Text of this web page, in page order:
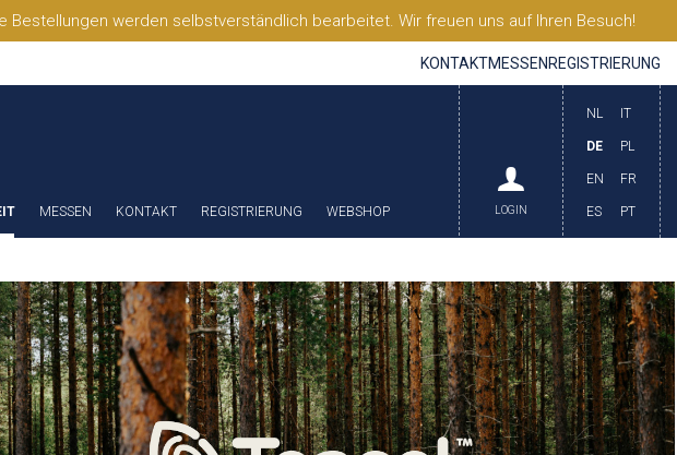
werden selbstverständlich bearbeitet. Wir freuen uns auf Ihren Besuch!
KONTAKTMESSEN REGISTRIERUNG
MESSEN KONTAKT REGISTRIERUNG WEBSHOP
NL
DE
EN
ES
IT
PL
FR
PT
LOGIN